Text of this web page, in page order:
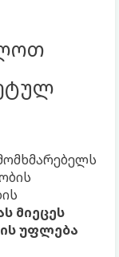
მიეცეს
უფლება